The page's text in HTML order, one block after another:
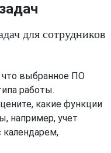
для сотрудников
что выбранное ПО
работы.
какие функции
например, учет
календарем,